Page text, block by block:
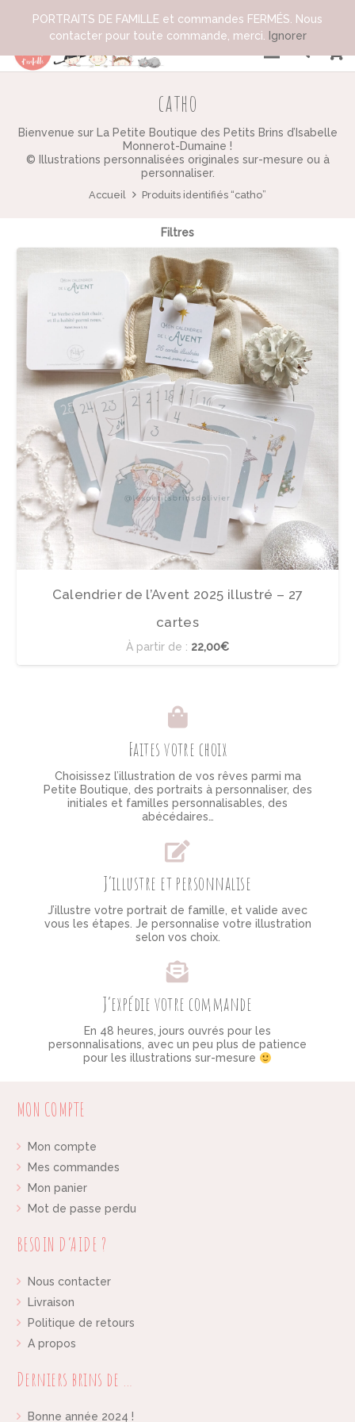
catho
Bienvenue sur La Petite Boutique des Petits Brins d’Isabelle
Monnerot-Dumaine !
© Illustrations personnalisées originales sur-mesure ou à
personnaliser.
Accueil Produits identifiés “catho”
Filtres
Calendrier de l’Avent 2025 illustré – 27
cartes
À partir de : 22,00€
Faites votre choix
Choisissez l’illustration de vos rêves parmi ma
Petite Boutique, des portraits à personnaliser, des
initiales et familles personnalisables, des
abécédaires…
J’illustre et personnalise
J’illustre votre portrait de famille, et valide avec
vous les étapes. Je personnalise votre illustration
selon vos choix.
J’expédie votre commande
En 48 heures, jours ouvrés pour les
personnalisations, avec un peu plus de patience
pour les illustrations sur-mesure
MON COMPTE
Mon compte
Mes commandes
Mon panier
Mot de passe perdu
BESOIN D’AIDE ?
Nous contacter
Livraison
Politique de retours
A propos
Derniers brins de …
Bonne année 2024 !
PORTRAITS DE FAMILLE et commandes FERMÉS. Nous
contacter pour toute commande, merci.
Ignorer